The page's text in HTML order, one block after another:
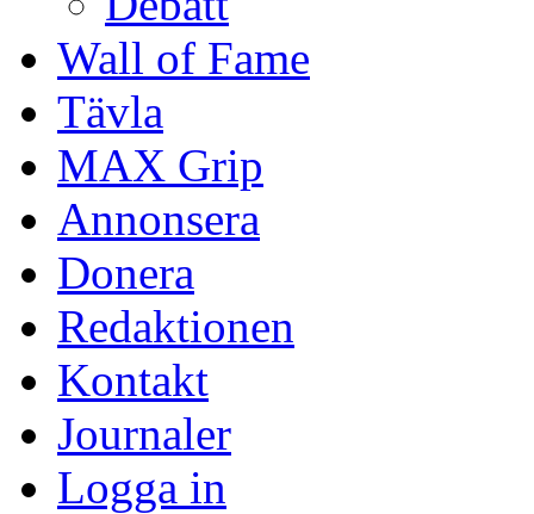
Wall of Fame
Tävla
MAX Grip
Annonsera
Donera
Redaktionen
Kontakt
Journaler
Logga in